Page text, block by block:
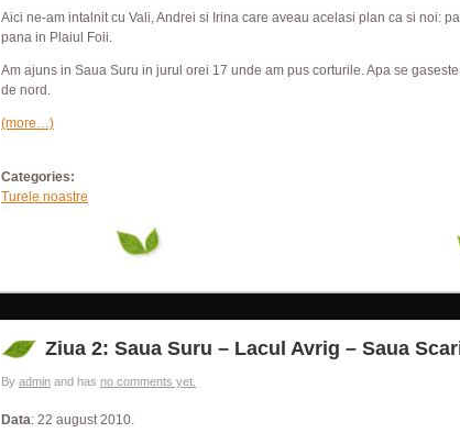
Aici ne-am intalnit cu Vali, Andrei si Irina care aveau acelasi plan ca si noi:
pana in Plaiul Foii.
Am ajuns in Saua Suru in jurul orei 17 unde am pus corturile. Apa se
de nord.
(more…)
Categories:
Turele noastre
Ziua 2: Saua Suru – Lacul Avrig – Saua
By admin and has no comments yet.
Data: 22 august 2010.